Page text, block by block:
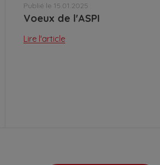
Publié le 15.01.2025
Voeux de l'ASPI
Lire l'article